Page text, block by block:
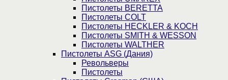
Пистолеты BERETTA
Пистолеты COLT
Пистолеты HECKLER & KOCH
Пистолеты SMITH & WESSON
Пистолеты WALTHER
Пистолеты ASG (Дания)
Револьверы
Пистолеты